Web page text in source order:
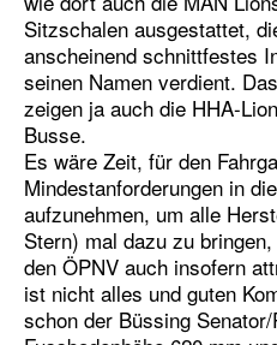
Sitzschalen ausgestattet,
anscheinend schnittfestes
seinen Namen verdient.
zeigen ja auch die HHA-
Busse.
Es wäre Zeit, für den
Mindestanforderungen in
aufzunehmen, um alle
Stern) mal dazu zu
den ÖPNV auch insofern
ist nicht alles und guten
schon der Büssing